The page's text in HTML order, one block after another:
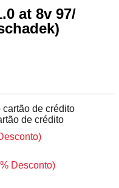
at 8v 97/
cartão de crédito
de crédito
Desconto)